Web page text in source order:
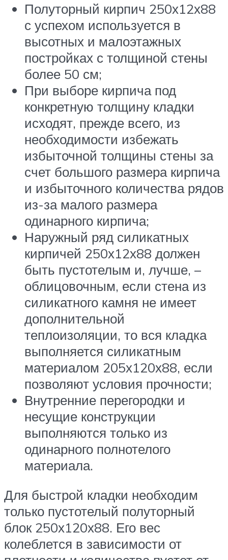
Полуторный кирпич 250х12х88
с успехом используется в
высотных и малоэтажных
постройках с толщиной стены
более 50 см;
При выборе кирпича под
конкретную толщину кладки
исходят, прежде всего, из
необходимости избежать
избыточной толщины стены за
счет большого размера кирпича
и избыточного количества рядов
из-за малого размера
одинарного кирпича;
Наружный ряд силикатных
кирпичей 250х12х88 должен
быть пустотелым и, лучше, –
облицовочным, если стена из
силикатного камня не имеет
дополнительной
теплоизоляции, то вся кладка
выполняется силикатным
материалом 205х120х88, если
позволяют условия прочности;
Внутренние перегородки и
несущие конструкции
выполняются только из
одинарного полнотелого
материала.
Для быстрой кладки необходим
только пустотелый полуторный
блок 250х120х88. Его вес
колеблется в зависимости от